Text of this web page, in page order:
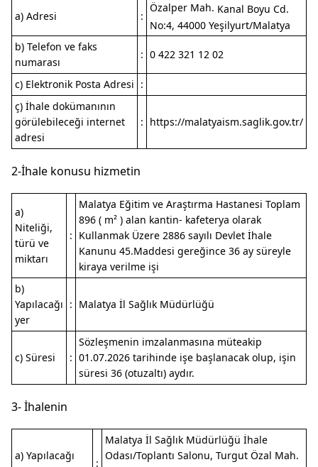
a) Adresi :
Özalper Mah. Kanal Boyu Cd.
No:4, 44000 Yeşilyurt/Malatya
b) Telefon ve faks
numarası
: 0 422 321 12 02
c) Elektronik Posta Adresi :
ç) İhale dokümanının
görülebileceği internet
adresi
: https://malatyaism.saglik.gov.tr/
2-İhale konusu hizmetin
a)
Niteliği,
türü ve
miktarı
:
Malatya Eğitim ve Araştırma Hastanesi Toplam
896 ( m² ) alan kantin- kafeterya olarak
Kullanmak Üzere 2886 sayılı Devlet İhale
Kanunu 45.Maddesi gereğince 36 ay süreyle
kiraya verilme işi
b)
Yapılacağı
yer
: Malatya İl Sağlık Müdürlüğü
c) Süresi :
Sözleşmenin imzalanmasına müteakip
01.07.2026 tarihinde işe başlanacak olup, işin
süresi 36 (otuzaltı) aydır.
3- İhalenin
a) Yapılacağı
:
Malatya İl Sağlık Müdürlüğü İhale
Odası/Toplantı Salonu, Turgut Özal Mah.